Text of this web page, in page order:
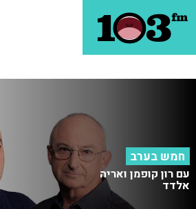
חמש בערב
עם רון קופמן ואריה
אלדד